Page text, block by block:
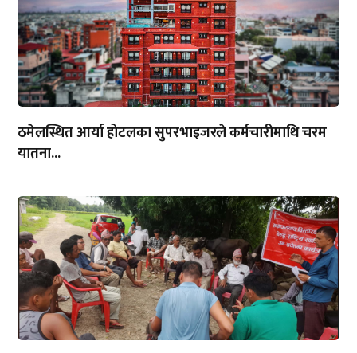
ठमेलस्थित आर्या होटलका सुपरभाइजरले कर्मचारीमाथि चरम
यातना...